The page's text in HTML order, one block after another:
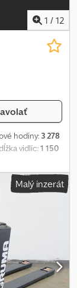
1 / 12
hodiny: 3 278
vidlíc:1 150
Aouuygdjdtof
1.080 kg
dobrý Cena:
van Dueren
Malý inzerát